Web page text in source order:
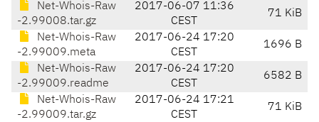
Net-Whois-Raw
-2.99008.tar.gz
2017-06-07 11:36
CEST
71 KiB
Net-Whois-Raw
-2.99009.meta
2017-06-24 17:20
CEST
1696 B
Net-Whois-Raw
-2.99009.readme
2017-06-24 17:20
CEST
6582 B
Net-Whois-Raw
-2.99009.tar.gz
2017-06-24 17:21
CEST
71 KiB